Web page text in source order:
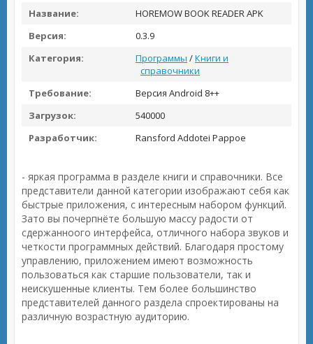
Название:
HOREMOW BOOK READER APK
Версия:
0.3.9
Категория:
Программы /Книги и
справочники
Требование:
Версия Android 8++
Загрузок:
540000
Разработчик:
Ransford Addotei Pappoe
- яркая программа в разделе книги и справочники. Все
представители данной категории изображают себя как
быстрые приложения, с интересным набором функций.
Зато вы почерпнёте большую массу радости от
сдержанноого интерфейса, отличного набора звуков и
четкости программных действий. Благодаря простому
управлению, приложением имеют возможность
пользоваться как старшие пользователи, так и
неискушенные клиенты. Тем более большинство
представителей данного раздела спроектированы на
различную возрастную аудиторию.